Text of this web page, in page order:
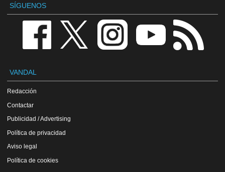
SÍGUENOS
VANDAL
Redacción
Contactar
Publicidad / Advertising
Política de privacidad
Aviso legal
Política de cookies